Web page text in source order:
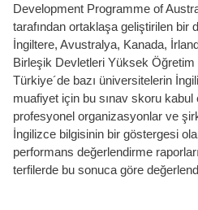
Development Programme of
tarafından ortaklaşa geliştirilen bir
İngiltere, Avustralya, Kanada,
Birleşik Devletleri Yüksek Öğretim
Türkiye´de bazı üniversitelerin
muafiyet için bu sınav skoru kabul
profesyonel organizasyonlar ve
İngilizce bilgisinin bir göstergesi
performans değerlendirme
terfilerde bu sonuca göre